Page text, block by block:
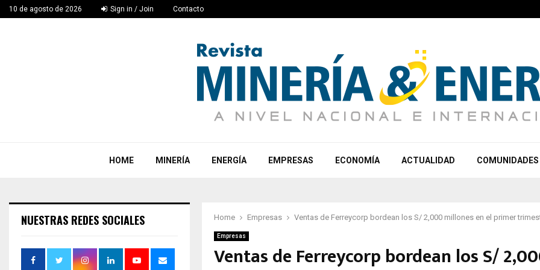
10 de agosto de 2026 Sign in / Join Contacto
HOME MINERÍA ENERGÍA EMPRESAS ECONOMÍA ACTUALIDAD COMUNIDADES
Home Empresas Ventas de Ferreycorp bordean los S/ 2,000 millones en el primer
Empresas
Ventas de Ferreycorp bordean los S/
NUESTRAS REDES SOCIALES